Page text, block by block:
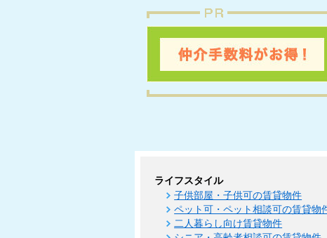
ライフスタイル
子供部屋・子供可の賃貸物件
ペット可・ペット相談可の賃貸物
二人暮らし向け賃貸物件